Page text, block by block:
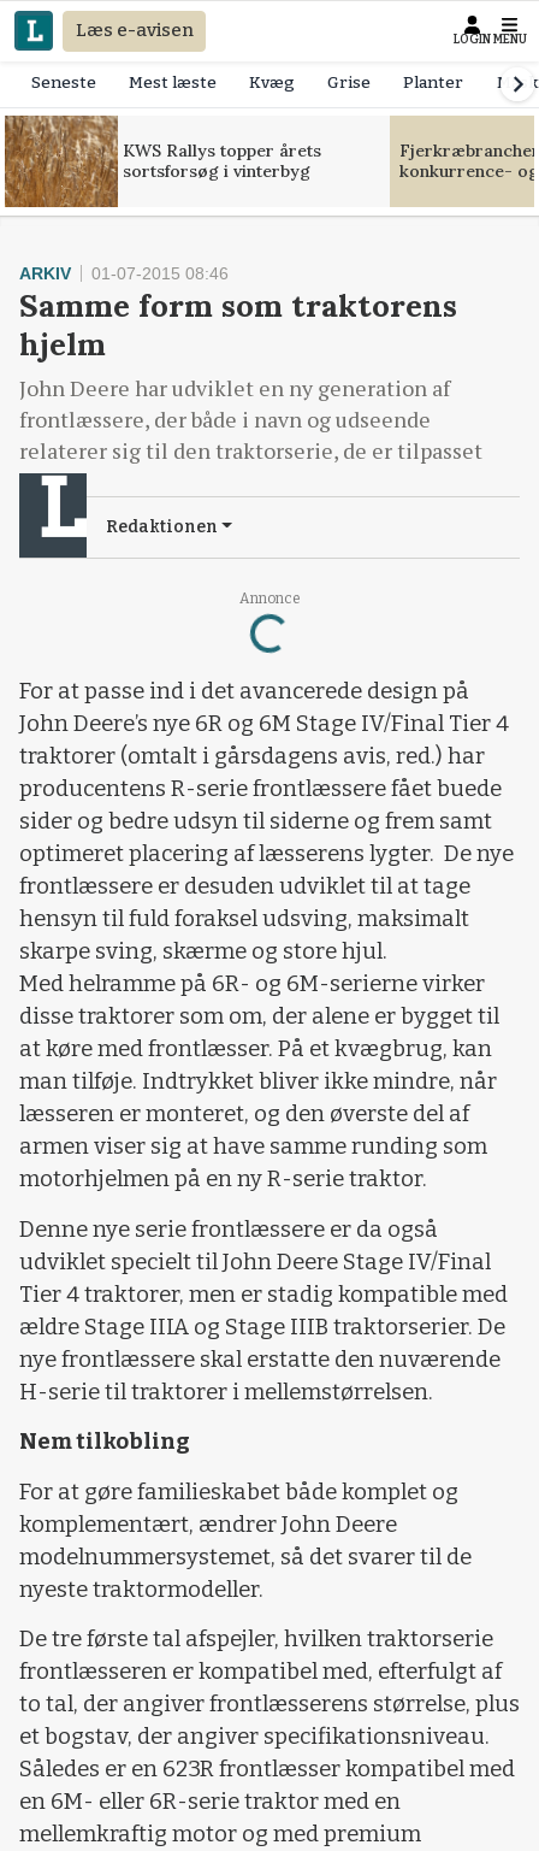
Læs e-avisen LOGIN MENU
Seneste Mest læste Kvæg Grise Planter
KWS Rallys topper årets
sortsforsøg i vinterbyg
konkurrence-
Annonce
Loading...
ARKIV 01-07-2015 08:46
Samme form som traktorens
hjelm
John Deere har udviklet en ny generation af
frontlæssere, der både i navn og udseende
relaterer sig til den traktorserie, de er tilpasset
Redaktionen
For at passe ind i det avancerede design på
John Deere’s nye 6R og 6M Stage IV/Final Tier 4
traktorer (omtalt i gårsdagens avis, red.) har
producentens R-serie frontlæssere fået buede
sider og bedre udsyn til siderne og frem samt
optimeret placering af læsserens lygter. De nye
frontlæssere er desuden udviklet til at tage
hensyn til fuld foraksel udsving, maksimalt
skarpe sving, skærme og store hjul.
Med helramme på 6R- og 6M-serierne virker
disse traktorer som om, der alene er bygget til
at køre med frontlæsser. På et kvægbrug, kan
man tilføje. Indtrykket bliver ikke mindre, når
læsseren er monteret, og den øverste del af
armen viser sig at have samme runding som
motorhjelmen på en ny R-serie traktor.
Denne nye serie frontlæssere er da også
udviklet specielt til John Deere Stage IV/Final
Tier 4 traktorer, men er stadig kompatible med
ældre Stage IIIA og Stage IIIB traktorserier. De
nye frontlæssere skal erstatte den nuværende
H-serie til traktorer i mellemstørrelsen.
Nem tilkobling
For at gøre familieskabet både komplet og
komplementært, ændrer John Deere
modelnummersystemet, så det svarer til de
nyeste traktormodeller.
De tre første tal afspejler, hvilken traktorserie
frontlæsseren er kompatibel med, efterfulgt af
to tal, der angiver frontlæsserens størrelse, plus
et bogstav, der angiver specifikationsniveau.
Således er en 623R frontlæsser kompatibel med
en 6M- eller 6R-serie traktor med en
mellemkraftig motor og med premium